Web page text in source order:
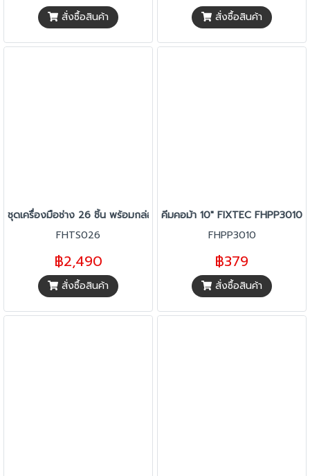
สั่งซื้อสินค้า สั่งซื้อสินค้า
ชุดเครื่องมือช่าง 26 ชิ้น พร้อมกล่องเครื่องมือ FIXTEC FHTS026
FHTS026
฿2,490
สั่งซื้อสินค้า
คีมคอม้า 10" FIXTEC FHPP3010
FHPP3010
฿379
สั่งซื้อสินค้า